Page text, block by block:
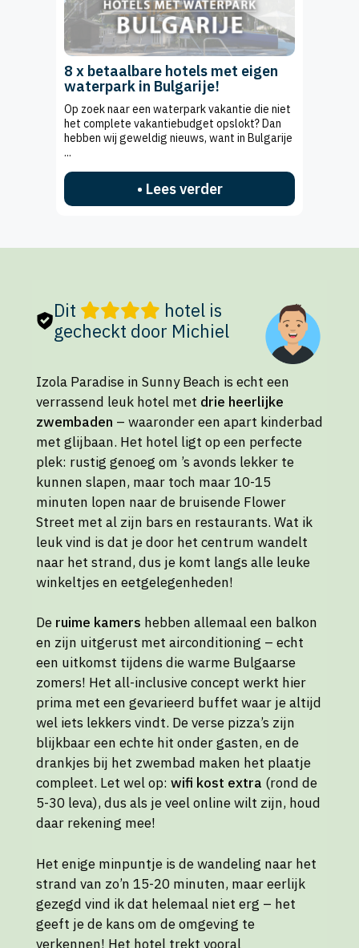
8 x betaalbare hotels met eigen
waterpark in Bulgarije!
Op zoek naar een waterpark vakantie die niet
het complete vakantiebudget opslokt? Dan
hebben wij geweldig nieuws, want in Bulgarije
...
• Lees verder
Dit
hotel is
gecheckt door Michiel
Izola Paradise in Sunny Beach is echt een
verrassend leuk hotel met drie heerlijke
zwembaden – waaronder een apart kinderbad
met glijbaan. Het hotel ligt op een perfecte
plek: rustig genoeg om ’s avonds lekker te
kunnen slapen, maar toch maar 10-15
minuten lopen naar de bruisende Flower
Street met al zijn bars en restaurants. Wat ik
leuk vind is dat je door het centrum wandelt
naar het strand, dus je komt langs alle leuke
winkeltjes en eetgelegenheden!
De ruime kamers hebben allemaal een balkon
en zijn uitgerust met airconditioning – echt
een uitkomst tijdens die warme Bulgaarse
zomers! Het all-inclusive concept werkt hier
prima met een gevarieerd buffet waar je altijd
wel iets lekkers vindt. De verse pizza’s zijn
blijkbaar een echte hit onder gasten, en de
drankjes bij het zwembad maken het plaatje
compleet. Let wel op: wifi kost extra (rond de
5-30 leva), dus als je veel online wilt zijn, houd
daar rekening mee!
Het enige minpuntje is de wandeling naar het
strand van zo’n 15-20 minuten, maar eerlijk
gezegd vind ik dat helemaal niet erg – het
geeft je de kans om de omgeving te
verkennen! Het hotel trekt vooral